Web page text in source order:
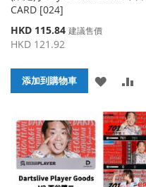
CARD [024]
特
殊
格
HKD 115.84 建議售價
HKD 121.92
添加到購物車
添
到
收
藏
並
比
較